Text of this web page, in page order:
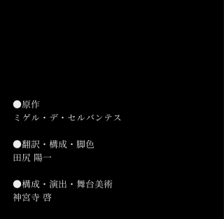
●原作
ミゲル・デ・セルバンテス
●翻訳・構成・脚色
田尻 陽一
●構成・演出・舞台美術
神宮寺 啓